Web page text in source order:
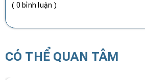
( 0 bình luận )
CÓ THỂ QUAN TÂM